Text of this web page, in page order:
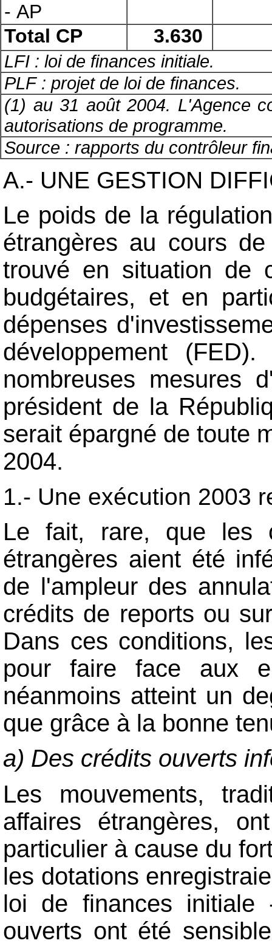
- AP
Total CP 3.630
LFI : loi de finances initiale.
PLF : projet de loi de finances.
(1) au 31 août 2004. L'Agence
autorisations de programme.
Source : rapports du contrôleur
A.- UNE GESTION
Le poids de la
étrangères au cours
trouvé en situation de
budgétaires, et en
dépenses
développement
nombreuses mesures
président de la
serait épargné de toute
2004.
1.- Une exécution 2003
Le fait, rare, que les
étrangères aient été
de l'ampleur des
crédits de reports ou
Dans ces conditions,
pour faire face aux
néanmoins atteint un
que grâce à la bonne
a) Des crédits ouverts
Les mouvements,
affaires étrangères,
particulier à cause du
les dotations
loi de finances initiale
ouverts ont été